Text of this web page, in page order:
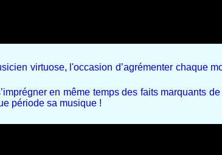
virtuose, l'occasion d’agrémenter chaque
en même temps des faits marquants
période sa musique !